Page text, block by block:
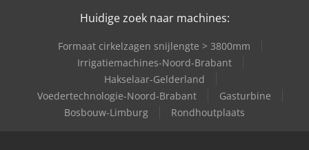
Huidige zoek naar machines:
Formaat cirkelzagen snijlengte > 3800mm
Irrigatiemachines-Noord-Brabant
Hakselaar-Gelderland
Voedertechnologie-Noord-Brabant
Gasturbine
Bosbouw-Limburg
Rondhoutplaats